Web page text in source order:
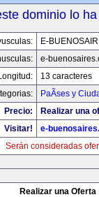
dominio lo
E-
e-
13 caracteres
PaÃ­ses y
Precio:
Realizar una
Visitar!
e-
Serán consideradas
Realizar una Oferta